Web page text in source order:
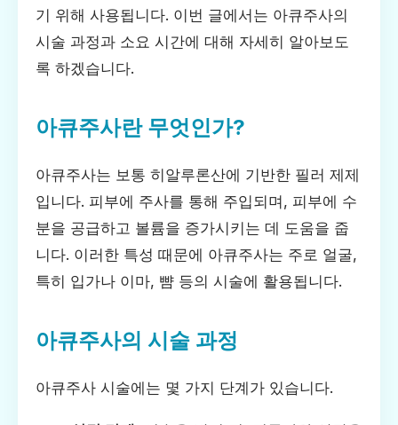
기 위해 사용됩니다. 이번 글에서는 아큐주사의
시술 과정과 소요 시간에 대해 자세히 알아보도
록 하겠습니다.
아큐주사란 무엇인가?
아큐주사는 보통 히알루론산에 기반한 필러 제제
입니다. 피부에 주사를 통해 주입되며, 피부에 수
분을 공급하고 볼륨을 증가시키는 데 도움을 줍
니다. 이러한 특성 때문에 아큐주사는 주로 얼굴,
특히 입가나 이마, 뺨 등의 시술에 활용됩니다.
아큐주사의 시술 과정
아큐주사 시술에는 몇 가지 단계가 있습니다.